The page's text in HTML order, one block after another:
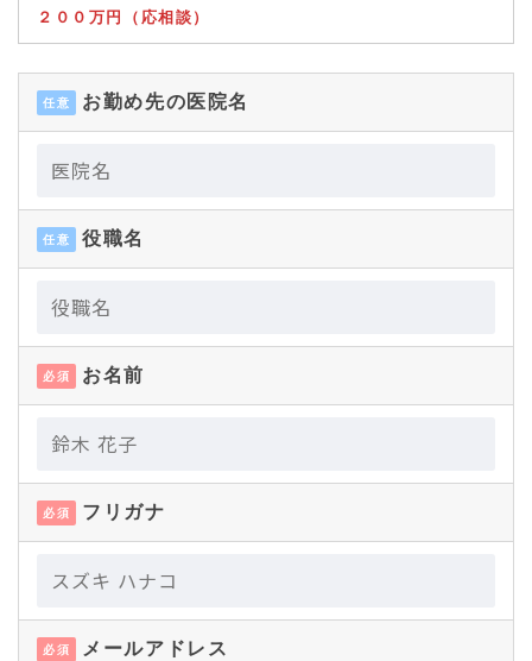
２００万円（応相談）
任意 お勤め先の医院名
任意 役職名
必須 お名前
必須 フリガナ
必須 メールアドレス